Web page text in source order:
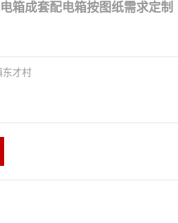
箱成套配电箱按图纸需求定制
东才村